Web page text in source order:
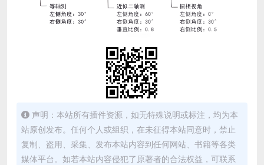
声明：本站所有插件资源，如无特殊说明或标注，均为本
站原创发布。任何个人或组织，在未征得本站同意时，禁止
复制、盗用、采集、发布本站内容到任何网站、书籍等各类
媒体平台。如若本站内容侵犯了原著者的合法权益，可联系